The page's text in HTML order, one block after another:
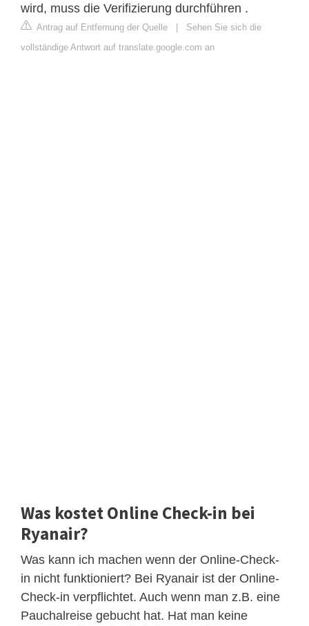
wird, muss die Verifizierung durchführen .
Antrag auf Entfernung der Quelle | Sehen Sie sich die
vollständige Antwort auf translate.google.com an
Was kostet Online Check-in bei
Ryanair?
Was kann ich machen wenn der Online-Check-
in nicht funktioniert? Bei Ryanair ist der Online-
Check-in verpflichtet. Auch wenn man z.B. eine
Pauchalreise gebucht hat. Hat man keine